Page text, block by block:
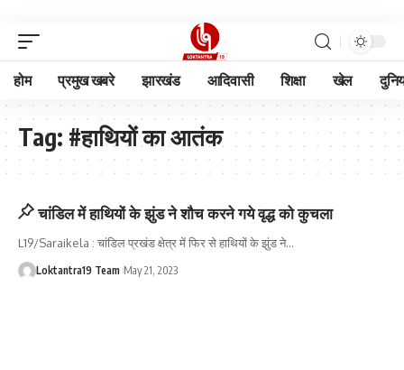
होम प्रमुख खबरे झारखंड आदिवासी शिक्षा खेल
Tag: #हाथियों का आतंक
चांडिल में हाथियों के झुंड ने शौच करने गये वृद्ध को कुचला
L19/Saraikela : चांडिल प्रखंड क्षेत्र में फिर से हाथियों के झुंड ने…
Loktantra19 Team May 21, 2023